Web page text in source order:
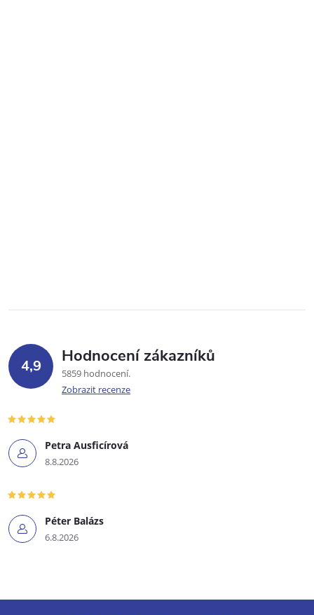
4,9 Hodnocení zákazníků
5859 hodnocení
Zobrazit recenze
Petra Ausficírová
8.8.2026
Péter Balázs
6.8.2026